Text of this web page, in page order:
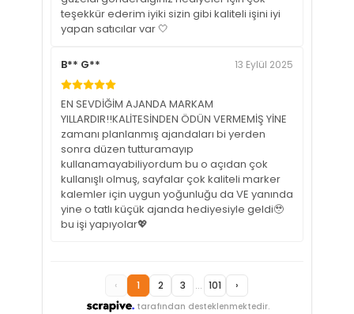
teşekkür ederim iyiki sizin gibi kaliteli işini iyi
yapan satıcılar var 🤍
B** G** 13 Eylül 2025
EN SEVDİĞİM AJANDA MARKAM
YILLARDIR!!KALİTESİNDEN ÖDÜN VERMEMİŞ YİNE
zamanı planlanmış ajandaları bi yerden
sonra düzen tutturamayıp
kullanamayabiliyordum bu o açıdan çok
kullanışlı olmuş, sayfalar çok kaliteli marker
kalemler için uygun yoğunluğu da VE yanında
yine o tatlı küçük ajanda hediyesiyle geldi🥹
bu işi yapıyolar💖
tarafından desteklenmektedir.
‹ 1 2 3 ... 101 ›